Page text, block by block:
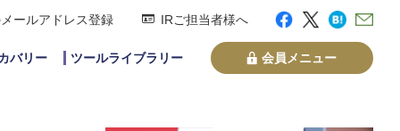
ールアドレス登録 IRご担当者様へ
バリー ツールライブラリー 会員メニュー